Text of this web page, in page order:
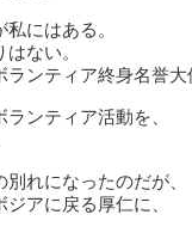
にはある。
ない。
ランティア終身名誉
ンティア活動を、
れになったのだが、
アに戻る厚仁に、